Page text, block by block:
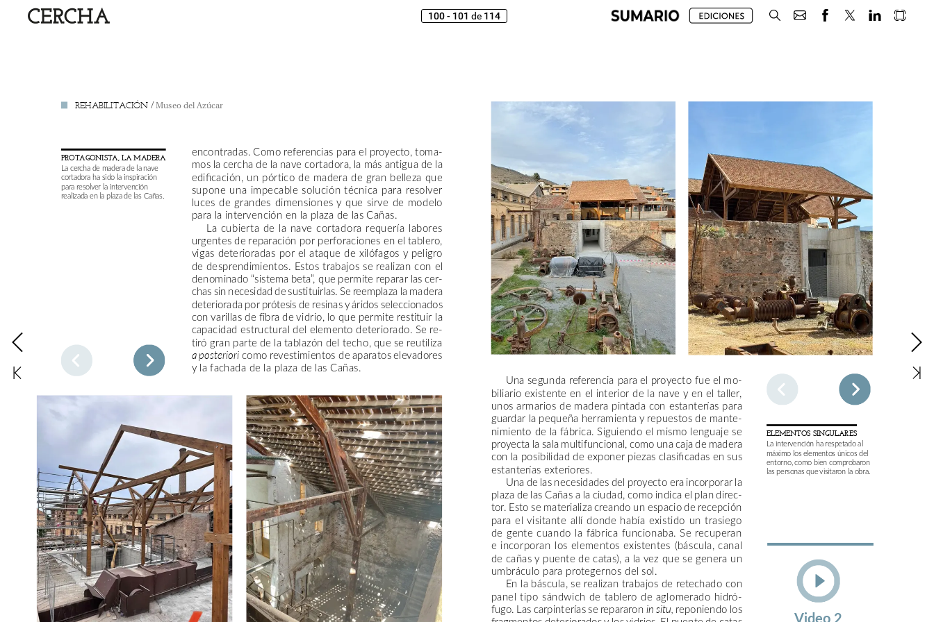
100 - 101 de 114
REHABILITACIÓN / Museo del Azúcar
encontradas.Como referencias parael proyecto,toma-
mos lacerchade la nave cortadora, la más antiguade la
edificación, un pórtico de madera de gran belleza que
supone una impecable solución técnica para resolver
luces de grandes dimensiones y que sirve de modelo
para la intervención en la plaza de lasCañas.
La cubierta de la nave cortadora requería labores
urgentesde reparación por perforaciones enel tablero,
vigas deterioradas por el ataque de xilófagos y peligro
de desprendimientos. Estos trabajos se realizan con el
denominado “sistema beta”, que permite reparar lascer-
chas sinnecesidaddesustituirlas.Se reemplaza lamadera
deterioradaporprótesisde resinasyáridos seleccionados
convarillasde fibradevidrio, lo que permite restituir la
capacidad estructural del elemento deteriorado. Se re-
tiró gran parte de latablazón del techo, que se reutiliza
aposteriori como revestimientos deaparatoselevadores
y lafachada de la plaza de las Cañas.
PROTAGONISTA, LA MADERA
La cercha de maderade lanave
cortadora ha sido la inspiración
para resolver la intervención
realizada en la plazade las Cañas.
Una segunda referencia parael proyecto fue el mo-
biliario existente en el interior de la nave y en el taller,
unos armarios de madera pintada con estanterías para
guardar la pequeña herramientay repuestosde mante-
nimiento de la fábrica. Siguiendo el mismo lenguaje se
proyecta la salamultifuncional,como unacajade madera
con la posibilidad de exponer piezas clasificadas en sus
estanterías exteriores.
Unade lasnecesidadesdel proyecto eraincorporarla
plazade lasCañasa laciudad,como indicael plandirec-
tor. Esto se materializacreando unespaciode recepción
para el visitante allí donde había existido un trasiego
de gente cuando la fábrica funcionaba. Se recuperan
e incorporan los elementos existentes (báscula, canal
de cañasy puente de catas), a la vez que se genera un
umbráculo para protegernos del sol.
En la báscula, se realizan trabajos de retechado con
panel tipo sándwich de tablero de aglomerado hidró-
fugo. Lascarpinterías se repararon in situ, reponiendo los
ELEMENTOS SINGULARES
La intervención harespetado al
máximo los elementos únicos del
entorno,como bien comprobaron
laspersonasquevisitaron la obra.
Video 2
para